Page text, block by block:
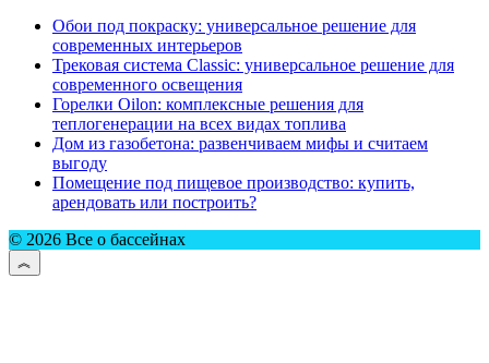
Обои под покраску: универсальное решение для
современных интерьеров
Трековая система Classic: универсальное решение для
современного освещения
Горелки Oilon: комплексные решения для
теплогенерации на всех видах топлива
Дом из газобетона: развенчиваем мифы и считаем
выгоду
Помещение под пищевое производство: купить,
арендовать или построить?
© 2026 Все о бассейнах